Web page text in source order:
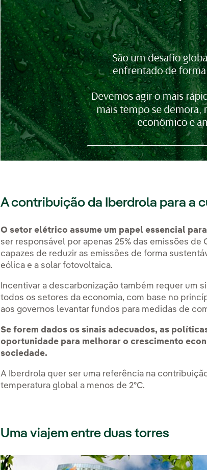
A contribuição da Iberdrola para a
O setor elétrico assume um papel essencial
ser responsável por apenas 25% das emissões de
capazes de reduzir as emissões de forma
eólica e a solar fotovoltaica.
Incentivar a descarbonização também requer um
todos os setores da economia, com base no
aos governos levantar fundos para medidas de
Se forem dados os sinais adecuados, as
oportunidade para melhorar o crescimento
sociedade.
A Iberdrola quer ser uma referência na
temperatura global a menos de 2ºC.
Uma viajem entre duas torres